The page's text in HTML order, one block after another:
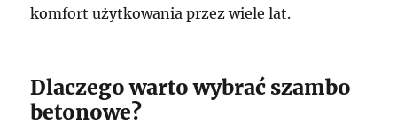
komfort użytkowania przez wiele lat.
Dlaczego warto wybrać szambo
betonowe?